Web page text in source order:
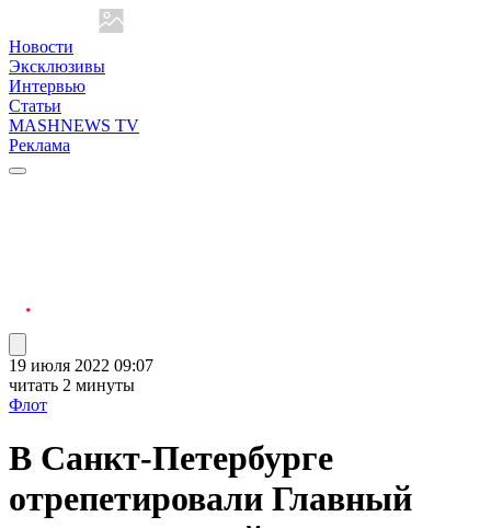
Новости
Эксклюзивы
Интервью
Статьи
MASHNEWS TV
Реклама
19 июля 2022 09:07
читать 2 минуты
Флот
В Санкт-Петербурге
отрепетировали Главный